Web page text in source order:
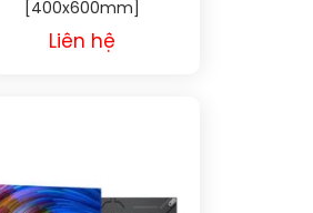
[400x600mm]
Liên hệ